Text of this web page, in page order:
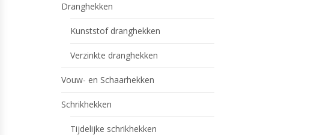
Dranghekken
Kunststof dranghekken
Verzinkte dranghekken
Vouw- en Schaarhekken
Schrikhekken
Tijdelijke schrikhekken